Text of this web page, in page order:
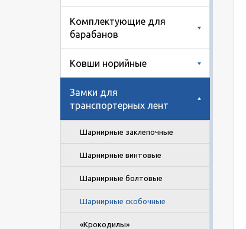
Комплектующие для
барабанов
Ковши норийные
Замки для
транспортерных лент
Шарнирные заклепочные
Шарнирные винтовые
Шарнирные болтовые
Шарнирные скобочные
«Крокодилы»